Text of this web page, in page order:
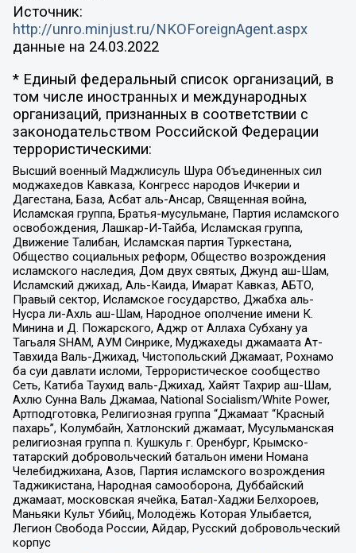
Источник:
http://unro.minjust.ru/NKOForeignAgent.aspx
данные на 24.03.2022
* Единый федеральный список организаций, в
том числе иностранных и международных
организаций, признанных в соответствии с
законодательством Российской Федерации
террористическими:
Высший военный Маджлисуль Шура Объединенных сил
моджахедов Кавказа, Конгресс народов Ичкерии и
Дагестана, База, Асбат аль-Ансар, Священная война,
Исламская группа, Братья-мусульмане, Партия исламского
освобождения, Лашкар-И-Тайба, Исламская группа,
Движение Талибан, Исламская партия Туркестана,
Общество социальных реформ, Общество возрождения
исламского наследия, Дом двух святых, Джунд аш-Шам,
Исламский джихад, Аль-Каида, Имарат Кавказ, АБТО,
Правый сектор, Исламское государство, Джабха аль-
Нусра ли-Ахль аш-Шам, Народное ополчение имени К.
Минина и Д. Пожарского, Аджр от Аллаха Субхану уа
Тагьаля SHAM, АУМ Синрике, Муджахеды джамаата Ат-
Тавхида Валь-Джихад, Чистопольский Джамаат, Рохнамо
ба суи давлати исломи, Террористическое сообщество
Сеть, Катиба Таухид валь-Джихад, Хайят Тахрир аш-Шам,
Ахлю Сунна Валь Джамаа, National Socialism/White Power,
Артподготовка, Религиозная группа “Джамаат “Красный
пахарь”, Колумбайн, Хатлонский джамаат, Мусульманская
религиозная группа п. Кушкуль г. Оренбург, Крымско-
татарский добровольческий батальон имени Номана
Челебиджихана, Азов, Партия исламского возрождения
Таджикистана, Народная самооборона, Дуббайский
джамаат, московская ячейка, Батал-Хаджи Белхороев,
Маньяки Культ Убийц, Молодёжь Которая Улыбается,
Легион Свобода России, Айдар, Русский добровольческий
корпус